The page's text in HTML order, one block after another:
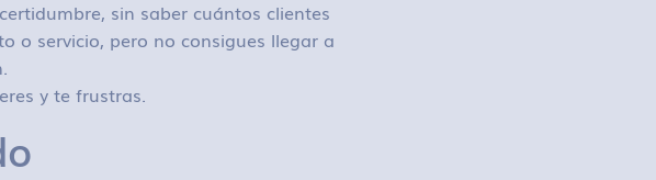
sin saber cuántos clientes
o servicio, pero no consigues llegar a
y te frustras.